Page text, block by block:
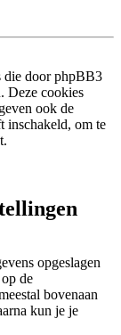
die door phpBB3
Deze cookies
ook de
inschakeld, om te
opgeslagen
de
bovenaan
kun je je